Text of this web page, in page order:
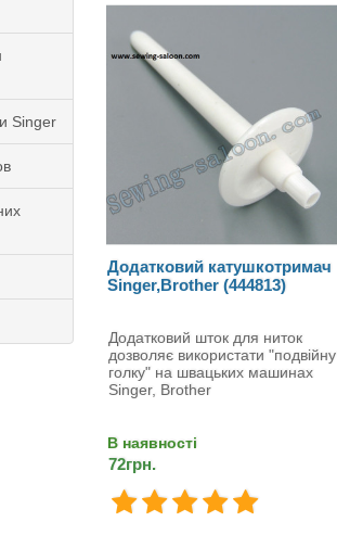
Singer
Додатковий катушкотримач
Singer,Brother (444813)
Додатковий шток для ниток
дозволяє використати "подвійну
голку" на швацьких машинах
Singer, Brother
В наявності
72грн.